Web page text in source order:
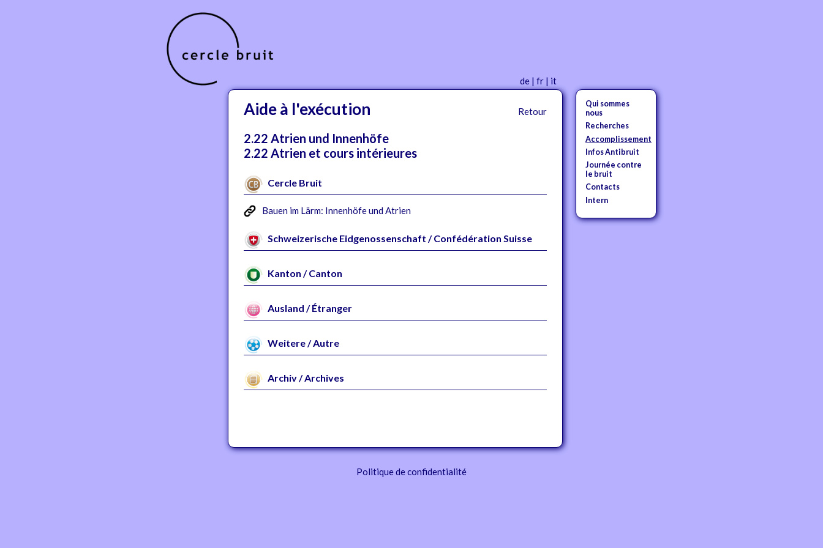
de | fr | it
Aide à l'exécution Retour
2.22 Atrien und Innenhöfe
2.22 Atrien et cours intérieures
Cercle Bruit
Bauen im Lärm: Innenhöfe und Atrien
Schweizerische Eidgenossenschaft / Confédération Suisse
Kanton / Canton
Ausland / Étranger
Weitere / Autre
Archiv / Archives
Qui sommes
nous
Recherches
Accomplissement
Infos Antibruit
Journée contre
le bruit
Contacts
Intern
Politique de confidentialité